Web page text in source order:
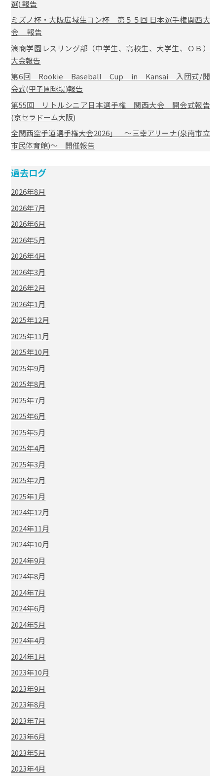
選) 報告
ミズノ杯・大阪広域生コン杯 第５５回 日本選手権関西大
会 報告
浪商学園レスリング部（中学生、高校生、大学生、ＯＢ）
大会報告
第6回 Rookie Baseball Cup in Kansai 入団式/開
会式(甲子園球場)報告
第55回 リトルシニア日本選手権 関西大会 開会式報告
(京セラドーム大阪)
全関西空手道選手権大会2026」 ～三幸アリーナ(泉南市立
市民体育館)～ 開催報告
過去ログ
2026年8月
2026年7月
2026年6月
2026年5月
2026年4月
2026年3月
2026年2月
2026年1月
2025年12月
2025年11月
2025年10月
2025年9月
2025年8月
2025年7月
2025年6月
2025年5月
2025年4月
2025年3月
2025年2月
2025年1月
2024年12月
2024年11月
2024年10月
2024年9月
2024年8月
2024年7月
2024年6月
2024年5月
2024年4月
2024年1月
2023年10月
2023年9月
2023年8月
2023年7月
2023年6月
2023年5月
2023年4月